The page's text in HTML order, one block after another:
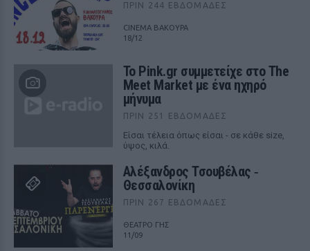
ΠΡΙΝ 244 ΕΒΔΟΜΆΔΕΣ
CINEMA ΒΑΚΟΥΡΑ
18/12
Το Pink.gr συμμετείχε στο The
Meet Market με ένα ηχηρό
μήνυμα
ΠΡΙΝ 251 ΕΒΔΟΜΆΔΕΣ
Είσαι τέλεια όπως είσαι - σε κάθε size,
ύψος, κιλά.
Αλέξανδρος Τσουβέλας ‑
Θεσσαλονίκη
ΠΡΙΝ 267 ΕΒΔΟΜΆΔΕΣ
ΘΕΑΤΡΟ ΓΗΣ
11/09